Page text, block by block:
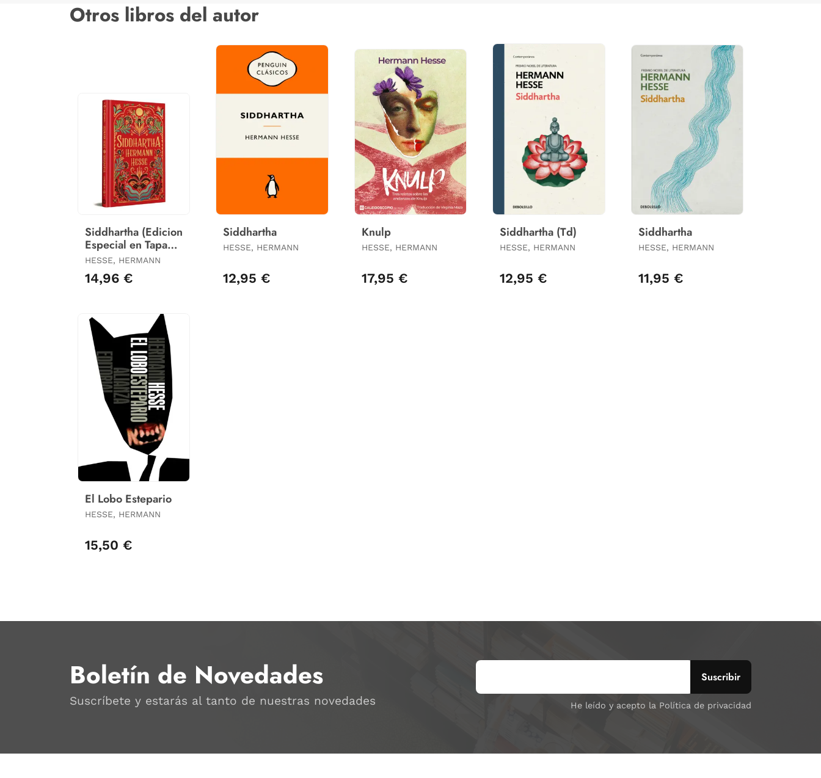
Otros libros del autor
Siddhartha (Edicion
Especial en Tapa
Dura)
HESSE, HERMANN
14,96 €
Siddhartha
HESSE, HERMANN
12,95 €
Knulp
HESSE, HERMANN
17,95 €
Siddhartha (Td)
HESSE, HERMANN
12,95 €
Siddhartha
HESSE, HERMANN
11,95 €
El Lobo Estepario
HESSE, HERMANN
15,50 €
Boletín de Novedades
Suscríbete y estarás al tanto de nuestras novedades He leído y acepto la Política de privacidad